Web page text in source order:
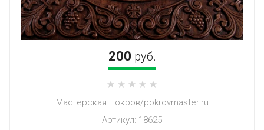
200 руб.
Мастерская Покров/pokrovmaster.ru
Артикул: 18625